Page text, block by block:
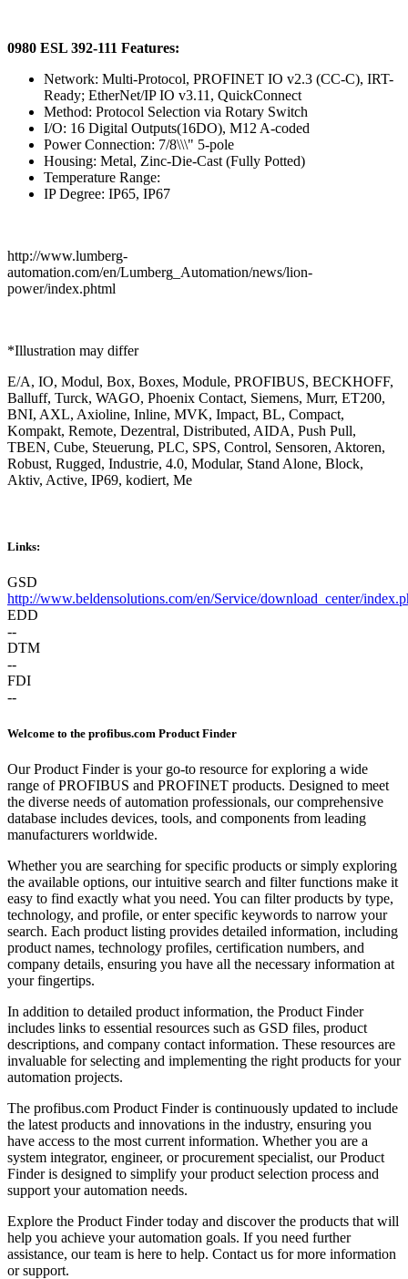
0980 ESL 392-111 Features:
Network: Multi-Protocol, PROFINET IO v2.3 (CC-C), IRT-
Ready; EtherNet/IP IO v3.11, QuickConnect
Method: Protocol Selection via Rotary Switch
I/O: 16 Digital Outputs(16DO), M12 A-coded
Power Connection: 7/8\\\" 5-pole
Housing: Metal, Zinc-Die-Cast (Fully Potted)
Temperature Range:
IP Degree: IP65, IP67
http://www.lumberg-
automation.com/en/Lumberg_Automation/news/lion-
power/index.phtml
*Illustration may differ
E/A, IO, Modul, Box, Boxes, Module, PROFIBUS, BECKHOFF,
Balluff, Turck, WAGO, Phoenix Contact, Siemens, Murr, ET200,
BNI, AXL, Axioline, Inline, MVK, Impact, BL, Compact,
Kompakt, Remote, Dezentral, Distributed, AIDA, Push Pull,
TBEN, Cube, Steuerung, PLC, SPS, Control, Sensoren, Aktoren,
Robust, Rugged, Industrie, 4.0, Modular, Stand Alone, Block,
Aktiv, Active, IP69, kodiert, Me
Links:
GSD
http://www.beldensolutions.com/en/Service/download_center/
EDD
--
DTM
--
FDI
--
Welcome to the profibus.com Product Finder
Our Product Finder is your go-to resource for exploring a wide
range of PROFIBUS and PROFINET products. Designed to meet
the diverse needs of automation professionals, our comprehensive
database includes devices, tools, and components from leading
manufacturers worldwide.
Whether you are searching for specific products or simply exploring
the available options, our intuitive search and filter functions make it
easy to find exactly what you need. You can filter products by type,
technology, and profile, or enter specific keywords to narrow your
search. Each product listing provides detailed information, including
product names, technology profiles, certification numbers, and
company details, ensuring you have all the necessary information at
your fingertips.
In addition to detailed product information, the Product Finder
includes links to essential resources such as GSD files, product
descriptions, and company contact information. These resources are
invaluable for selecting and implementing the right products for your
automation projects.
The profibus.com Product Finder is continuously updated to include
the latest products and innovations in the industry, ensuring you
have access to the most current information. Whether you are a
system integrator, engineer, or procurement specialist, our Product
Finder is designed to simplify your product selection process and
support your automation needs.
Explore the Product Finder today and discover the products that will
help you achieve your automation goals. If you need further
assistance, our team is here to help. Contact us for more information
or support.